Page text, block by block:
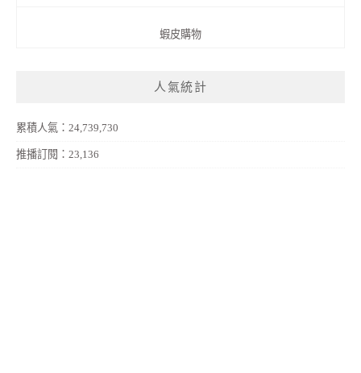
蝦皮購物
人氣統計
累積人氣：24,739,730
推播訂閱：23,136